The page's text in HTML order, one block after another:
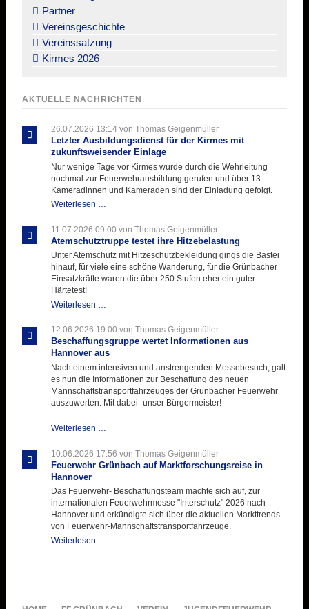
Partner
Vereinsgeschichte
Vereinssatzung
Kirmes 2026
AKTUELLE NACHRICHTEN
26.07.2026 13:14von Thomas Geigenmüller
Letzter Ausbildungsdienst für der Kirmes mit
zukunftsweisender Einlage
Nur wenige Tage vor Kirmes wurde durch die Wehrleitung
nochmal zur Feuerwehrausbildung gerufen und über 13
Kameradinnen und Kameraden sind der Einladung gefolgt.
Weiterlesen …
für
der
Kirmes
mit
zukunftsweisender
11.07.2026 09:00 von Thomas Geigenmüller
Atemschutztruppe testet ihre Hitzebelastung
Unter Atemschutz mit Hitzeschutzbekleidung gings die Bastei
hinauf, für viele eine schöne Wanderung, für die Grünbacher
Einsatzkräfte waren die über 250 Stufen eher ein guter
Härtetest!
Weiterlesen …
ihre
Hitzebelastung
12.06.2026 19:00 von Thomas Geigenmüller
Beschaffungsgruppe wertet Informationen aus
Hannover aus
Nach einem intensiven und anstrengenden Messebesuch, galt
es nun die Informationen zur Beschaffung des neuen
Mannschaftstransportfahrzeuges der Grünbacher Feuerwehr
auszuwerten. Mit dabei- unser Bürgermeister!
Weiterlesen …
Informationen
aus
aus
10.06.2026 17:56 von Thomas Geigenmüller
Feuerwehr Grünbach auf Marktforschungsreise in
Hannover
Das Feuerwehr- Beschaffungsteam machte sich auf, zur
internationalen Feuerwehrmesse "Interschutz" 2026 nach
Hannover und erkündigte sich über die aktuellen Markttrends
von Feuerwehr-Mannschaftstransportfahrzeuge.
Weiterlesen …
in